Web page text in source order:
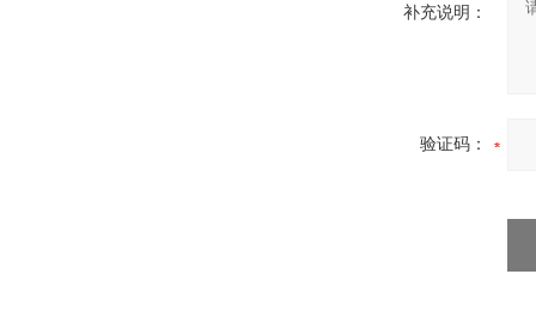
补充说明：
验证码：